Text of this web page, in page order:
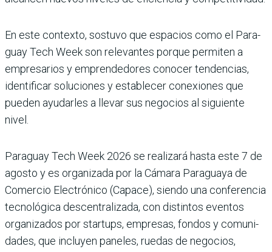
En este contexto, sostuvo que espacios como el Para­
guay Tech Week son rele­vantes porque permiten a
empresarios y emprendedo­res conocer tendencias,
iden­tificar soluciones y establecer conexiones que
pueden ayu­darles a llevar sus negocios al siguiente
nivel.
Paraguay Tech Week 2026 se realizará hasta este 7 de
agosto y es organizada por la Cámara Paraguaya de
Comercio Electrónico (Capace), siendo una confe­rencia
tecnológica descentra­lizada, con distintos eventos
organizados por startups, empresas, fondos y comuni­
dades, que incluyen paneles, ruedas de negocios,